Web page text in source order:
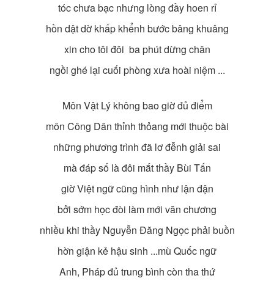
tóc chưa bạc nhưng lòng đầy hoen rỉ
hồn dật dờ khấp khểnh bước bâng khuâng
xin cho tôi đôi ba phút dừng chân
ngồi ghé lại cuối phòng xưa hoài niệm ...
Môn Vật Lý không bao giờ đủ điểm
môn Công Dân thỉnh thỏang mới thuộc bài
những phương trình đã lơ đễnh giải sai
mà đáp số là đôi mắt thầy Bùi Tấn
giờ Việt ngữ cũng hình như lận đận
bởi sớm học đòi làm mới văn chương
nhiều khi thầy Nguyễn Đăng Ngọc phải buồn
hờn giận kẻ hậu sinh ...mù Quốc ngữ
Anh, Pháp đủ trung bình còn tha thứ